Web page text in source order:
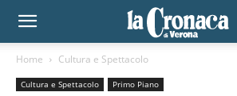
Home Cultura e Spettacolo
Cultura e Spettacolo Primo Piano